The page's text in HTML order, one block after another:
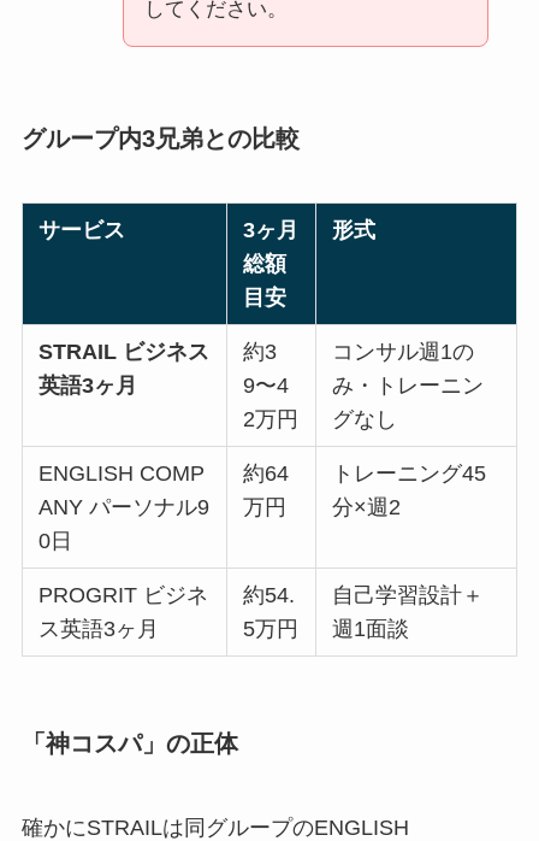
してください。
グループ内3兄弟との比較
サービス
3ヶ月
総額
目安
形式
STRAIL ビジネス
英語3ヶ月
約3
9〜4
2万円
コンサル週1の
み・トレーニン
グなし
ENGLISH COMP
ANY パーソナル9
0日
約64
万円
トレーニング45
分×週2
PROGRIT ビジネ
ス英語3ヶ月
約54.
5万円
自己学習設計＋
週1面談
「神コスパ」の正体
確かにSTRAILは同グループのENGLISH